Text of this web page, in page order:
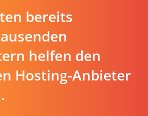
bereits
helfen den
Hosting-Anbieter